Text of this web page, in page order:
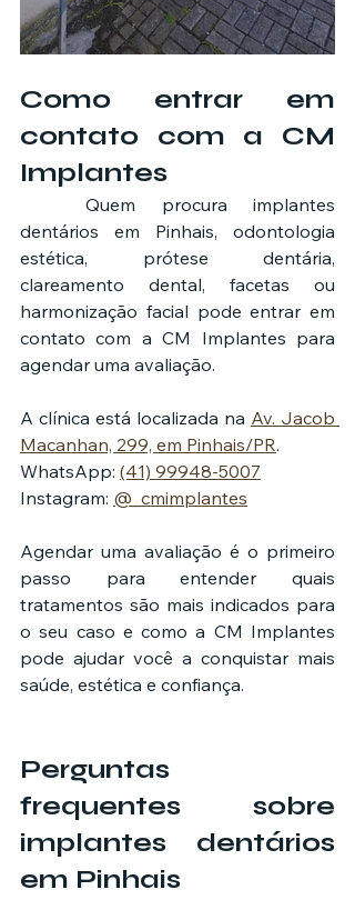
Como entrar em
contato com a CM
Implantes
	Quem procura implantes
dentários em Pinhais, odontologia
estética, prótese dentária,
clareamento dental, facetas ou
harmonização facial pode entrar em
contato com a CM Implantes para
agendar uma avaliação.
A clínica está localizada na Av. Jacob
Macanhan, 299, em Pinhais/PR.
WhatsApp: (41) 99948-5007
Instagram: @_cmimplantes
Agendar uma avaliação é o primeiro
passo para entender quais
tratamentos são mais indicados para
o seu caso e como a CM Implantes
pode ajudar você a conquistar mais
saúde, estética e confiança.
Perguntas
frequentes sobre
implantes dentários
em Pinhais